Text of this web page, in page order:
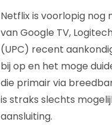
Netflix is voorlopig nog
van Google TV,
(UPC) recent
bij op en het moge
die primair via
is straks slechts
aansluiting.